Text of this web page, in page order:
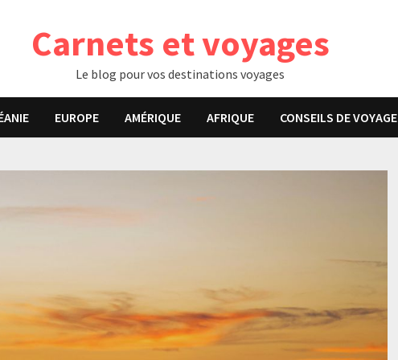
Carnets et voyages
Le blog pour vos destinations voyages
EUROPE AMÉRIQUE AFRIQUE CONSEILS DE VOYAGE